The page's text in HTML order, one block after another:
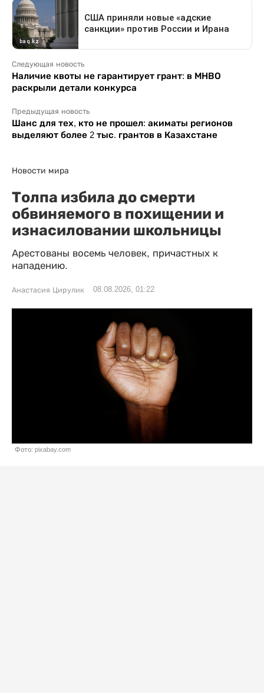
Следующая новость
Наличие квоты не гарантирует грант: в МНВО
раскрыли детали конкурса
Предыдущая новость
Шанс для тех, кто не прошел: акиматы регионов
выделяют более 2 тыс. грантов в Казахстане
Новости мира
Толпа избила до смерти
обвиняемого в похищении и
изнасиловании школьницы
Арестованы восемь человек, причастных к
нападению.
Анастасия Цирулик 08.08.2026, 01:22
Фото: pixabay.com